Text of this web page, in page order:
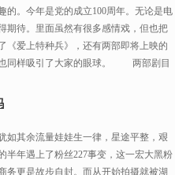
。今年是党的成立100周年。无论是电
期待。里面虽然有很多感情戏，但也把
《爱上特种兵》，还有两部即将上映的
也同样吸引了大家的眼球。 两部剧目
其余流量娃娃生一律，星途平整，艰
半年遇上了粉丝227事变，这一宏大黑粉
务更是故步自封。而从开始拍摄就被湖